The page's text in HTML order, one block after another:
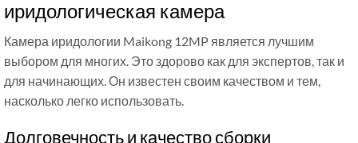
иридологическая камера
Камера иридологии Maikong 12MP является лучшим
выбором для многих. Это здорово как для экспертов, так и
для начинающих. Он известен своим качеством и тем,
насколько легко использовать.
Долговечность и качество сборки